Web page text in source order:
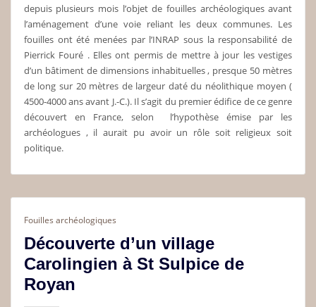
depuis plusieurs mois l’objet de fouilles archéologiques avant
l’aménagement d’une voie reliant les deux communes. Les
fouilles ont été menées par l’INRAP sous la responsabilité de
Pierrick Fouré . Elles ont permis de mettre à jour les vestiges
d’un bâtiment de dimensions inhabituelles , presque 50 mètres
de long sur 20 mètres de largeur daté du néolithique moyen (
4500-4000 ans avant J.-C.). Il s’agit du premier édifice de ce genre
découvert en France, selon l’hypothèse émise par les
archéologues , il aurait pu avoir un rôle soit religieux soit
politique.
Fouilles archéologiques
Découverte d’un village
Carolingien à St Sulpice de
Royan